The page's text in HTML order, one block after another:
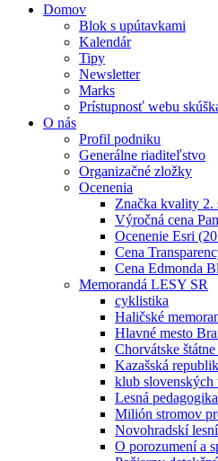
Domov
Blok s upútavkami
Kalendár
Tipy
Newsletter
Marks
Prístupnosť webu
O nás
Profil podniku
Generálne riaditeľstvo
Organizačné zložky
Ocenenia
Značka kvality 2.
Výročná cena
Ocenenie Esri
Cena
Cena Edmonda
Memorandá LESY SR
cyklistika
Haličské
Hlavné mesto
Chorvátske
Kazašská
klub slovenských
Lesná
Milión stromov
Novohradskí
O porozumení a